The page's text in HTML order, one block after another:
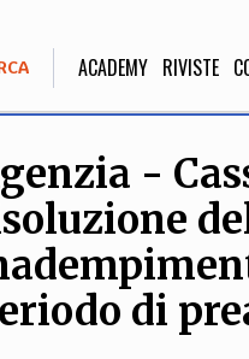
ACADEMY RIVISTE
STYLE
Viaggi,
-
di